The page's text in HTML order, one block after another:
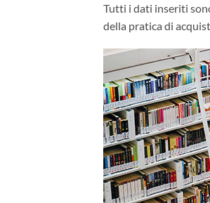
Tutti i dati inseriti
della pratica di